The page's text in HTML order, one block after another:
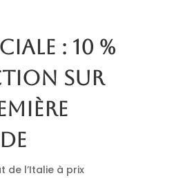
: 10 %
sur
de l’Italie à prix